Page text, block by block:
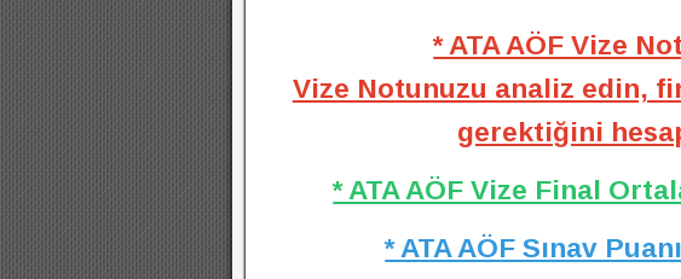
* ATA AÖF Vize
Vize Notunuzu analiz edin,
gerektiğini
* ATA AÖF Vize Final
* ATA AÖF Sınav